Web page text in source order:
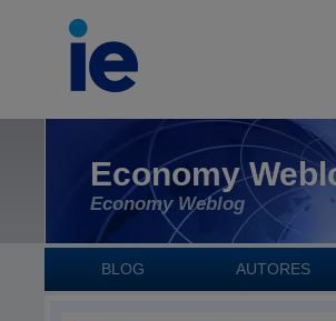
Economy
Economy Weblog
BLOG AUTORES